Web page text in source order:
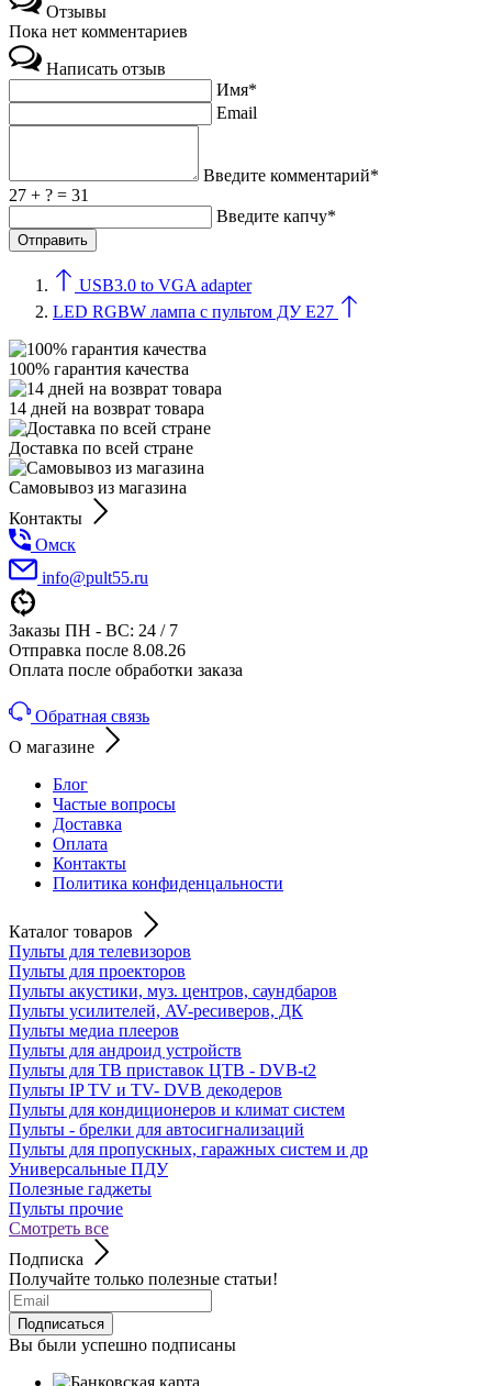
Отзывы
Пока нет комментариев
Написать отзыв
Имя*
Email
Введите комментарий*
27 + ? = 31
Введите капчу*
USB3.0 to VGA adapter
LED RGBW лампа с пультом ДУ E27
100% гарантия качества
14 дней на возврат товара
Доставка по всей стране
Самовывоз из магазина
Контакты
Омск
info@pult55.ru
Заказы ПН - ВС: 24 / 7
Отправка после 8.08.26
Оплата после обработки заказа
Обратная связь
О магазине
Блог
Частые вопросы
Доставка
Оплата
Контакты
Политика конфиденцальности
Каталог товаров
Пульты для телевизоров
Пульты для проекторов
Пульты акустики, муз. центров, саундбаров
Пульты усилителей, AV-ресиверов, ДК
Пульты медиа плееров
Пульты для андроид устройств
Пульты для ТВ приставок ЦТВ - DVB-t2
Пульты IP TV и TV- DVB декодеров
Пульты для кондиционеров и климат систем
Пульты - брелки для автосигнализаций
Пульты для пропускных, гаражных систем и др
Универсальные ПДУ
Полезные гаджеты
Пульты прочие
Смотреть все
Подписка
Получайте только полезные статьи!
Подписаться
Вы были успешно подписаны